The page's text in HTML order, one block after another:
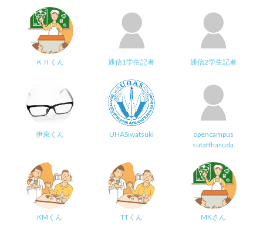
ＫＨくん 通信1学生記者 通信2学生記者
伊東くん UHASiwatsuki
opencampus
sutaffhasuda
KMくん TTくん MKさん